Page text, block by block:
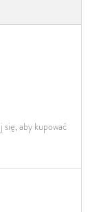
aby kupować